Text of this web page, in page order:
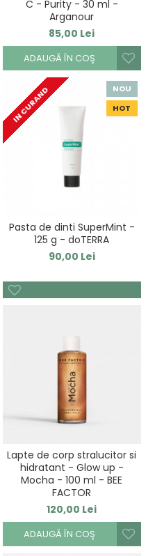
C - Purity - 30 ml -
Arganour
85,00 Lei
ADAUGĂ ÎN COŞ
NOU
HOT
IN CURAND
Pasta de dinti SuperMint -
125 g - doTERRA
90,00 Lei
Lapte de corp stralucitor si
hidratant - Glow up -
Mocha - 100 ml - BEE
FACTOR
120,00 Lei
ADAUGĂ ÎN COŞ